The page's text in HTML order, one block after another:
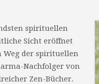
spirituellen
Sicht eröffnet
Weg der spirituellen
Nachfolger von
Zen-Bücher.